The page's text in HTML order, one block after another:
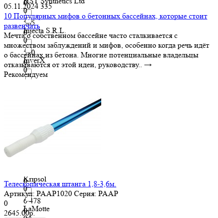
0
565
0
570
0
6 049
6 148
0
0
6 478
0
0
Injecta S.R.L.
0
InverX
0
Kokido
Kripsol
0
LaMotte
05.11.2024 335
10 Популярных мифов о бетонных бассейнах, которые стоит
развенчать
Мечта о собственном бассейне часто сталкивается с
множеством заблуждений и мифов, особенно когда речь идёт
о бассейнах из бетона. Многие потенциальные владельцы
отказываются от этой идеи, руководству.. →
Рекомендуем
Телескопическая штанга 1,8-3,6м.
Артикул: PAAP1020 Серия: PAAP
0
2645.00р.